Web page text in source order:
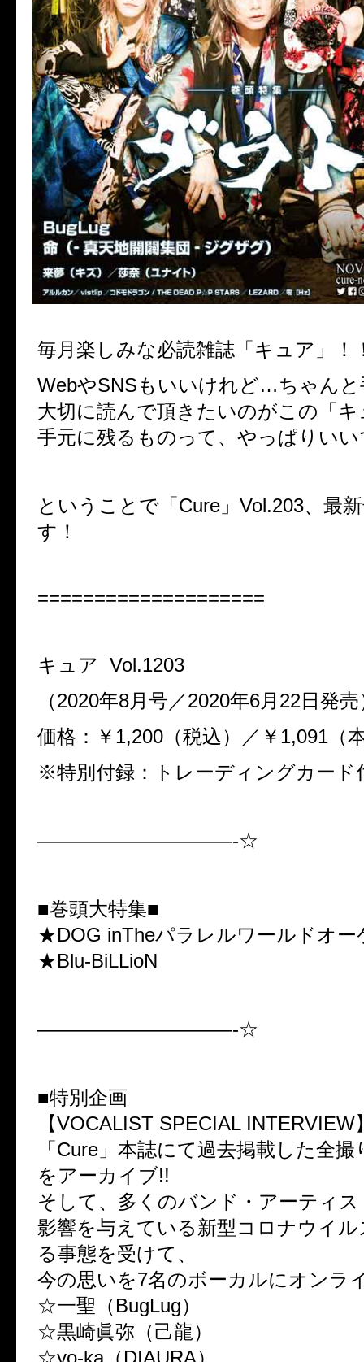
毎月楽しみな必読雑誌「キュア」！
WebやSNSもいいけれど…ちゃんと
大切に読んで頂きたいのがこの「
手元に残るものって、やっぱりい
ということで「Cure」Vol.203、最
す！
====================
キュア Vol.1203
（2020年8月号／2020年6月22日発
価格：￥1,200（税込）／￥1,091（
※特別付録：トレーディングカード
——————————-☆
■巻頭大特集■
★DOG inTheパラレルワールドオー
★Blu-BiLLioN
——————————-☆
■特別企画
【VOCALIST SPECIAL INTERVIEW
「Cure」本誌にて過去掲載した全
をアーカイブ!!
そして、多くのバンド・アーティ
影響を与えている新型コロナウイ
る事態を受けて、
今の思いを7名のボーカルにオンラ
☆一聖（BugLug）
☆黒崎眞弥（己龍）
☆yo-ka（DIAURA）